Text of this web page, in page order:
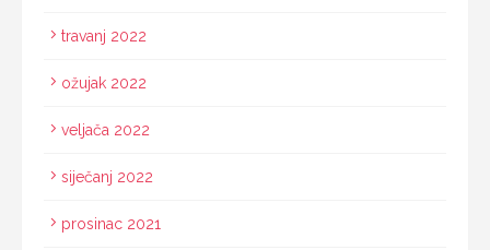
travanj 2022
ožujak 2022
veljača 2022
siječanj 2022
prosinac 2021